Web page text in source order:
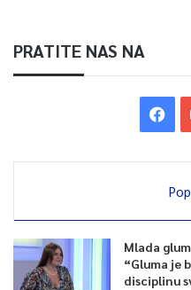
PRATITE NAS NA
Mlada
“Gluma je
disciplinu